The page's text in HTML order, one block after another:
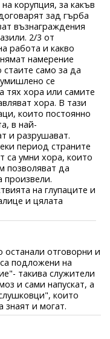
корупция, за какъв
зад гърба
възнаграждения
2/3 от
работа и какво
намерение
стаите само за да
се
тях хора или самите
хора. В тази
които постоянно
в най-
и разрушават.
период страните
са умни хора, които
позволяват да
произвели.
на глупаците и
и цялата
останали отговорни и
подложени на
такива служители
и сами напускат, а
които
знаят и могат.